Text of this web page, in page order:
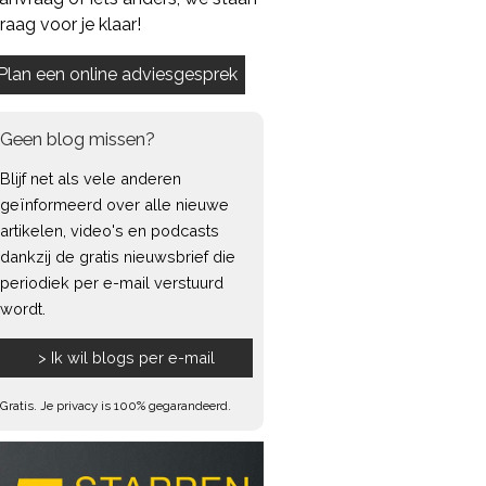
voor je klaar!
Geen blog missen?
Blijf net als vele anderen
geïnformeerd over alle nieuwe
artikelen, video's en podcasts
dankzij de gratis nieuwsbrief die
periodiek per e-mail verstuurd
wordt.
Gratis. Je privacy is 100% gegarandeerd.